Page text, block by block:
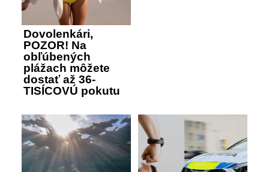
Dovolenkári,
POZOR! Na
obľúbených
plážach môžete
dostať až 36-
TISÍCOVÚ pokutu